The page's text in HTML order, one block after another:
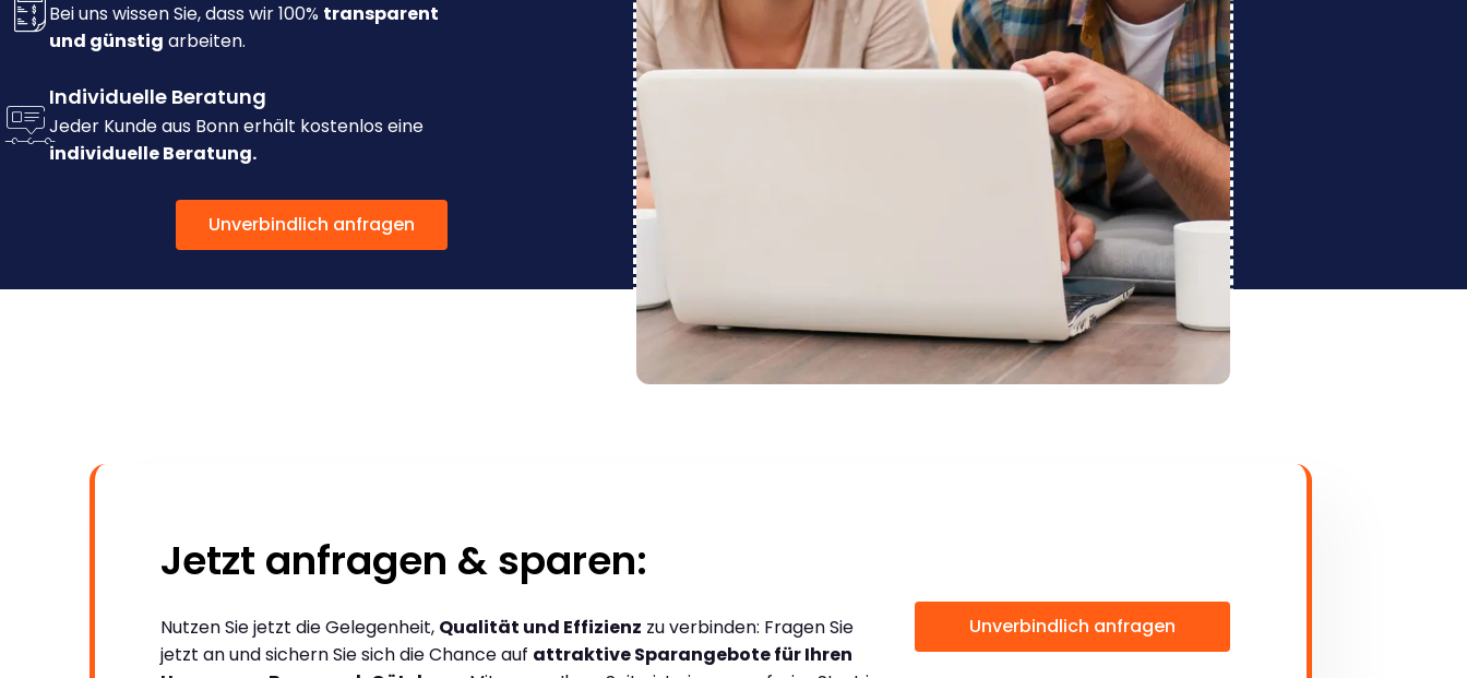
Bei uns wissen Sie, dass wir 100% transparent
und günstig arbeiten.
Individuelle Beratung
Jeder Kunde aus Bonn erhält kostenlos eine
individuelle Beratung.
Unverbindlich anfragen
Jetzt anfragen & sparen:
Nutzen Sie jetzt die Gelegenheit, Qualität und Effizienz zu verbinden: Fragen Sie
jetzt an und sichern Sie sich die Chance auf attraktive Sparangebote für Ihren
Unverbindlich anfragen